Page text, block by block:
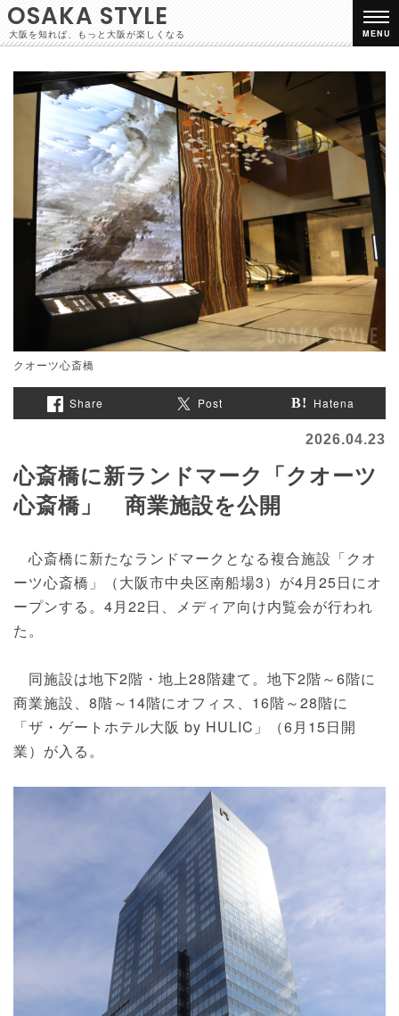
OSAKA STYLE
大阪を知れば、もっと大阪が楽しくなる MENU
クオーツ心斎橋
Share Post Hatena
2026.04.23
心斎橋に新ランドマーク「クオーツ
心斎橋」 商業施設を公開
心斎橋に新たなランドマークとなる複合施設「クオ
ーツ心斎橋」（大阪市中央区南船場3）が4月25日にオ
ープンする。4月22日、メディア向け内覧会が行われ
た。
同施設は地下2階・地上28階建て。地下2階～6階に
商業施設、8階～14階にオフィス、16階～28階に
「ザ・ゲートホテル大阪 by HULIC」（6月15日開
業）が入る。